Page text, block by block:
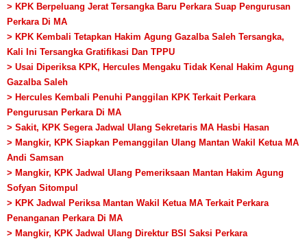
> KPK Berpeluang Jerat Tersangka Baru Perkara Suap Pengurusan
Perkara Di MA
> KPK Kembali Tetapkan Hakim Agung Gazalba Saleh Tersangka,
Kali Ini Tersangka Gratifikasi Dan TPPU
> Usai Diperiksa KPK, Hercules Mengaku Tidak Kenal Hakim Agung
Gazalba Saleh
> Hercules Kembali Penuhi Panggilan KPK Terkait Perkara
Pengurusan Perkara Di MA
> Sakit, KPK Segera Jadwal Ulang Sekretaris MA Hasbi Hasan
> Mangkir, KPK Siapkan Pemanggilan Ulang Mantan Wakil Ketua MA
Andi Samsan
> Mangkir, KPK Jadwal Ulang Pemeriksaan Mantan Hakim Agung
Sofyan Sitompul
> KPK Jadwal Periksa Mantan Wakil Ketua MA Terkait Perkara
Penanganan Perkara Di MA
> Mangkir, KPK Jadwal Ulang Direktur BSI Saksi Perkara